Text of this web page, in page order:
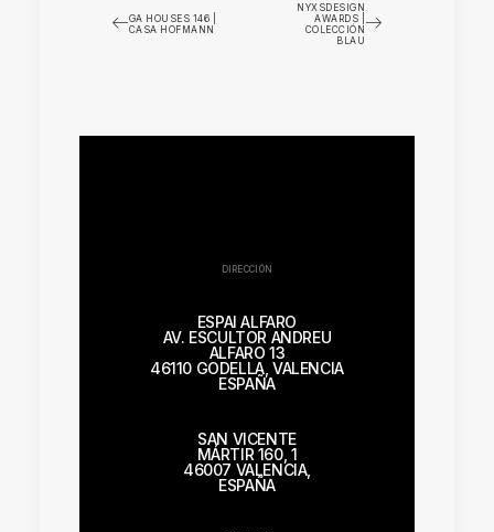
GA HOUSES 146 |
CASA HOFMANN
NYXSDESIGN
AWARDS |
COLECCIÓN
BLAU
DIRECCIÓN
ESPAI ALFARO
AV. ESCULTOR ANDREU
ALFARO 13
46110 GODELLA, VALENCIA
ESPAÑA
SAN VICENTE
MÁRTIR 160, 1
46007 VALENCIA,
ESPAÑA